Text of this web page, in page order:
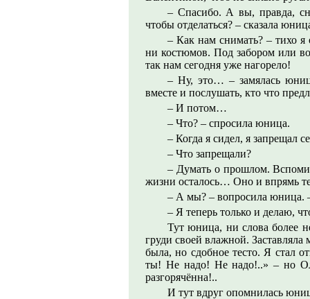
– Спасибо. А вы, правда,
чтобы отделаться? – сказала
– Как нам снимать? – тихо
ни костюмов. Под забором или
так нам сегодня уже нагорело!
– Ну, это… – замялась
вместе и послушать, кто что
– И потом…
– Что? – спросила юница.
– Когда я сидел, я запрещал
– Что запрещали?
– Думать о прошлом.
жизни осталось… Оно и впрямь
– А мы? – вопросила юница.
– Я теперь только и делаю,
Тут юница, ни слова более
груди своей влажной. Заставляла
была, но сдобное тесто. Я стал
ты! Не надо! Не надо!..» – но
разгорячённа!..
И тут вдруг опомнилась